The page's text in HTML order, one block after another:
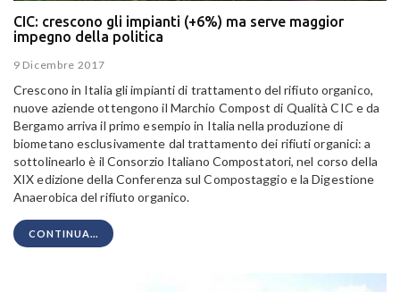
CIC: crescono gli impianti (+6%) ma serve maggior
impegno della politica
9 Dicembre 2017
Crescono in Italia gli impianti di trattamento del rifiuto organico,
nuove aziende ottengono il Marchio Compost di Qualità CIC e da
Bergamo arriva il primo esempio in Italia nella produzione di
biometano esclusivamente dal trattamento dei rifiuti organici: a
sottolinearlo è il Consorzio Italiano Compostatori, nel corso della
XIX edizione della Conferenza sul Compostaggio e la Digestione
Anaerobica del rifiuto organico.
CONTINUA...